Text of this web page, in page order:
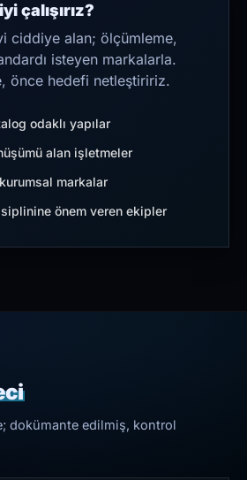
çalışırız?
ciddiye alan; ölçümleme,
isteyen markalarla.
önce hedefi netleştiririz.
odaklı yapılar
alan işletmeler
markalar
önem veren ekipler
dokümante edilmiş, kontrol